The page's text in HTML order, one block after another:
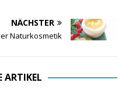
NÄCHSTER
Naturkosmetik
ARTIKEL